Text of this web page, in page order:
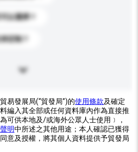
以選擇？
定制？
易發展局(“貿發局”)的使用條款及確定
編入其全部或任何資料庫內作為直接推
可供本地及/或海外公眾人士使用﹞，
明中所述之其他用途；本人確認已獲得
意及授權，將其個人資料提供予貿發局